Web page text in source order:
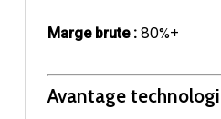
Marge brute :80%+
Avantage